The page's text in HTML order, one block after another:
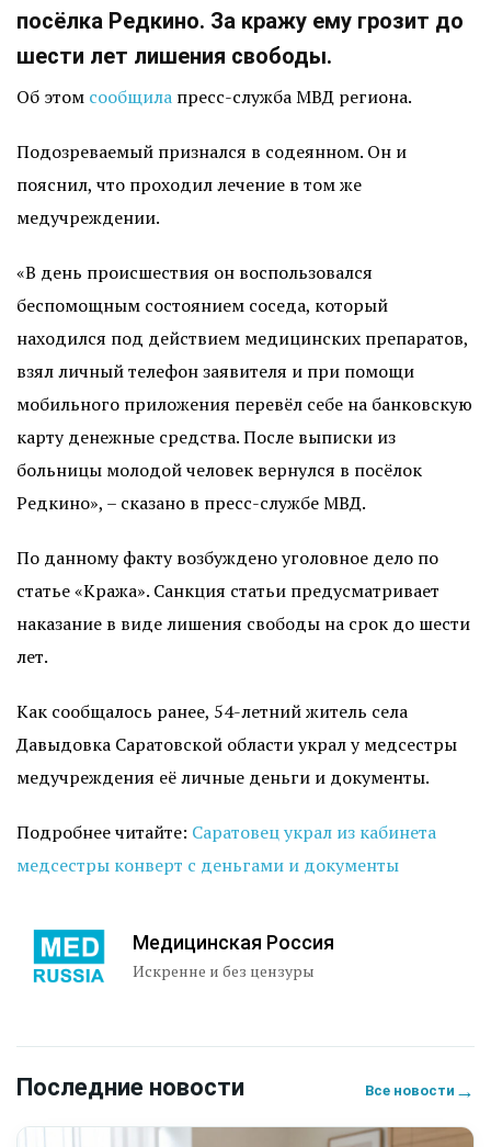
посёлка Редкино. За кражу ему грозит до
шести лет лишения свободы.
Об этом сообщила пресс-служба МВД региона.
Подозреваемый признался в содеянном. Он и
пояснил, что проходил лечение в том же
медучреждении.
«В день происшествия он воспользовался
беспомощным состоянием соседа, который
находился под действием медицинских препаратов,
взял личный телефон заявителя и при помощи
мобильного приложения перевёл себе на банковскую
карту денежные средства. После выписки из
больницы молодой человек вернулся в посёлок
Редкино», – сказано в пресс-службе МВД.
По данному факту возбуждено уголовное дело по
статье «Кража». Санкция статьи предусматривает
наказание в виде лишения свободы на срок до шести
лет.
Как сообщалось ранее, 54-летний житель села
Давыдовка Саратовской области украл у медсестры
медучреждения её личные деньги и документы.
Подробнее читайте: Саратовец украл из кабинета
медсестры конверт с деньгами и документы
Медицинская Россия
Искренне и без цензуры
Последние новости Все новости →